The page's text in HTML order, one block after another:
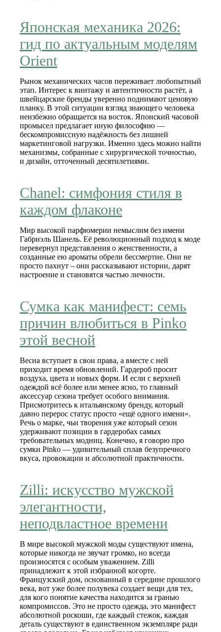
Японская механика 2026:
гид по актуальным моделям
Orient
Рынок механических часов переживает любопытный
этап. Интерес к винтажу и автентичности растёт, а
швейцарские бренды уверенно поднимают ценовую
планку. В этой ситуации взгляд знающего человека
неизбежно обращается на восток. Японский часовой
промысел предлагает иную философию —
бескомпромиссную надёжность без лишней
маркетинговой нагрузки. Именно здесь можно найти
механизмы, собранные с хирургической точностью,
и дизайн, отточенный десятилетиями.
Chanel: симфония стиля в
каждом флаконе
Мир высокой парфюмерии немыслим без имени
Габриэль Шанель. Её революционный подход к моде
перевернул представления о женственности, а
созданные ею ароматы обрели бессмертие. Они не
просто пахнут – они рассказывают истории, дарят
настроение и становятся частью личности.
Сумка как манифест: семь
причин влюбиться в Pinko
этой весной
Весна вступает в свои права, а вместе с ней
приходит время обновлений. Гардероб просит
воздуха, цвета и новых форм. И если с верхней
одеждой всё более или менее ясно, то главный
аксессуар сезона требует особого внимания.
Присмотритесь к итальянскому бренду, который
давно перерос статус просто «ещё одного имени».
Речь о марке, чьи творения уже который сезон
удерживают позиции в гардеробах самых
требовательных модниц. Конечно, я говорю про
сумки Pinko — удивительный сплав безупречного
вкуса, провокации и абсолютной практичности.
Zilli: искусство мужской
элегантности,
неподвластное времени
В мире высокой мужской моды существуют имена,
которые никогда не звучат громко, но всегда
произносятся с особым уважением. Zilli
принадлежит к этой избранной когорте.
Французский дом, основанный в середине прошлого
века, вот уже более полувека создает вещи для тех,
для кого понятие качества находится за гранью
компромиссов. Это не просто одежда, это манифест
абсолютной роскоши, где каждый стежок, каждая
деталь существуют в единственном экземпляре ради